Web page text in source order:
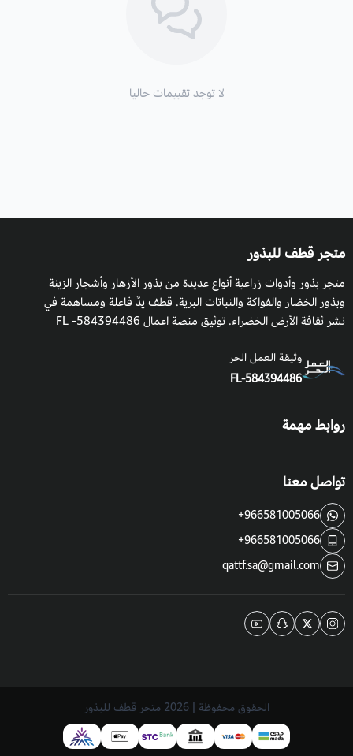
بالاضافة الى انه مصدر جيد للبوتاسيوم.
الظروف المناسبة للزراعة :لا توجد تقييمات حاليا
متجر قطف للبذور
متجر بذور وأدوات زراعية أنواع عديدة من بذور الأزهار وأشجار الزينة
وبذور الخضار والفواكة والنباتات البرية. قطف يدٌ فاعلة ومساهمة في
نشر ثقافة الأرض الخضراء. توثيق منصة اعمال 584394486- FL
وثيقة العمل الحر
FL-584394486
روابط مهمة
تواصل معنا
+966581005066
+966581005066
qattf.sa@gmail.com
الحقوق محفوظة | 2026 متجر قطف للبذور